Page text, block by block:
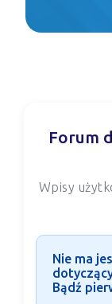
Forum
Wpisy
Nie ma
Bądź